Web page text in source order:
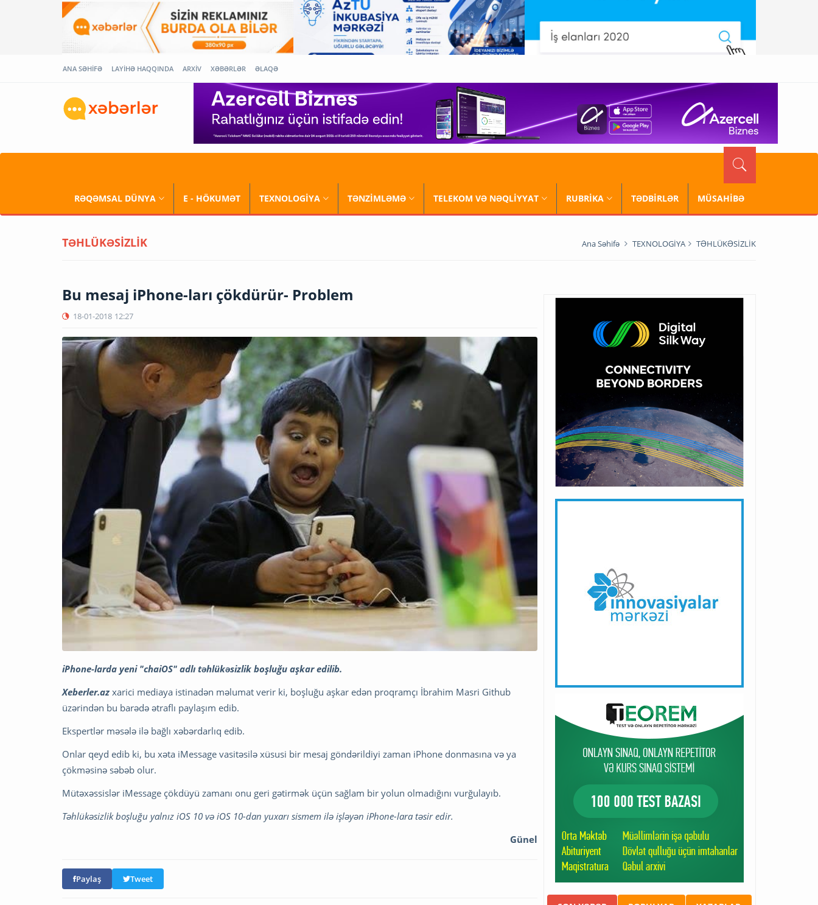
ANA SƏHİFƏ LAYİHƏ HAQQINDA ARXİV XƏBƏRLƏR ƏLAQƏ
RƏQƏMSAL DÜNYA E - HÖKUMƏT TEXNOLOGİYA TƏNZİMLƏMƏ TELEKOM VƏ NƏQLİYYAT RUBRİKA TƏDBİRLƏR MÜSAHİBƏ
TƏHLÜKƏSİZLİK Ana Səhifə TEXNOLOGİYA TƏHLÜKƏSİZLİK
Bu mesaj iPhone-ları çökdürür- Problem
18-01-2018 12:27
iPhone-larda yeni "chaiOS" adlı təhlükəsizlik boşluğu aşkar edilib.
Xeberler.az xarici mediaya istinadən məlumat verir ki, boşluğu aşkar edən proqramçı İbrahim Masri Github
üzərindən bu barədə ətraflı paylaşım edib.
Ekspertlər məsələ ilə bağlı xəbərdarlıq edib.
Onlar qeyd edib ki, bu xəta iMessage vasitəsilə xüsusi bir mesaj göndərildiyi zaman iPhone donmasına və ya
çökməsinə səbəb olur.
Mütəxəssislər iMessage çökdüyü zamanı onu geri gətirmək üçün sağlam bir yolun olmadığını vurğulayıb.
Təhlükəsizlik boşluğu yalnız iOS 10 və iOS 10-dan yuxarı sismem ilə işləyən iPhone-lara təsir edir.
Günel
Paylaş Tweet